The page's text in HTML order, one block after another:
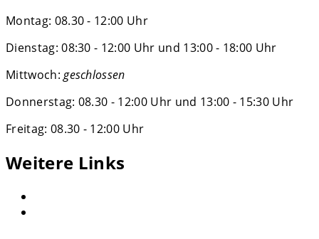
Montag: 08.30 - 12:00 Uhr
Dienstag: 08:30 - 12:00 Uhr und 13:00 - 18:00 Uhr
Mittwoch:geschlossen
Donnerstag: 08.30 - 12:00 Uhr und 13:00 - 15:30 Uhr
Freitag: 08.30 - 12:00 Uhr
Weitere Links